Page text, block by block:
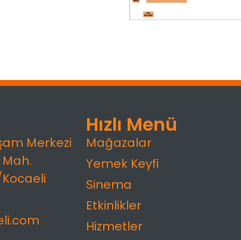
Merkezi
Kocaeli
Hızlı Menü
Mağazalar
Yemek Keyfi
Sinema
Etkinlikler
Hizmetler